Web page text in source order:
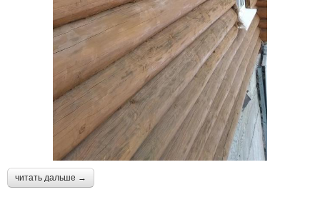
читать дальше →